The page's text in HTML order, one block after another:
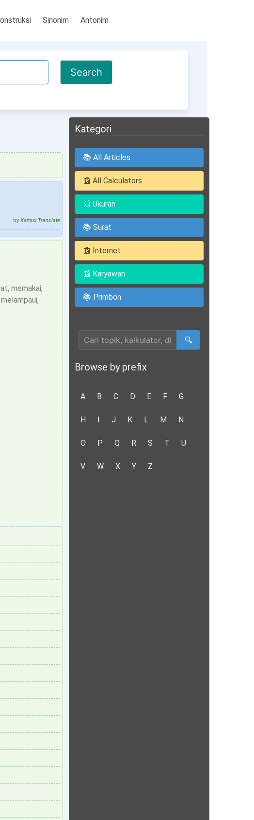
Sinonim Antonim
by Xamux Translate
memakai,
Kategori
📚 All Articles
📰 All Calculators
📰 Ukuran
📚 Surat
📰 Internet
📰 Karyawan
📚 Primbon
🔍
Browse by prefix
A B C D E F G
H I J K L M N
O P Q R S T U
V W X Y Z